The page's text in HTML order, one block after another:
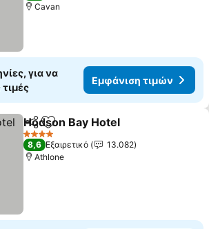
Cavan
για να
τιμές
Εμφάνιση τιμών
Κοινοποίηση
Προσθήκη στα αγαπημένα
Hodson Bay Hotel
4 Αστέρια
8,6 Εξαιρετικό
13.082
Athlone